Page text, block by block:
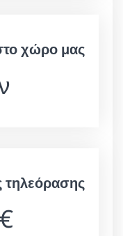
χώρο μας
τηλεόρασης